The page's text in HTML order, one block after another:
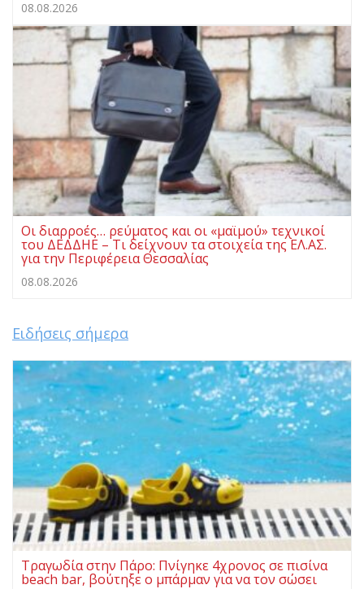
08.08.2026
Οι διαρροές… ρεύματος και οι «μαϊμού» τεχνικοί
του ΔΕΔΔΗΕ – Τι δείχνουν τα στοιχεία της ΕΛ.ΑΣ.
για την Περιφέρεια Θεσσαλίας
08.08.2026
Ειδήσεις σήμερα
Τραγωδία στην Πάρο: Πνίγηκε 4χρονος σε πισίνα
beach bar, βούτηξε ο μπάρμαν για να τον σώσει